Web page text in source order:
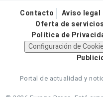
Contacto Aviso legal
Oferta de
Política de
Configuración de
Portal de actualidad y